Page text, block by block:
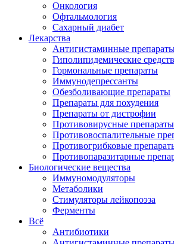
Онкология
Офтальмология
Сахарный диабет
Лекарства
Антигистаминные
Гиполипидемические
Гормональные препараты
Иммунодепрессанты
Обезболивающие препараты
Препараты для похудения
Препараты от дистрофии
Противовирусные препараты
Противовоспалительные
Противогрибковые
Противопаразитарные
Биологические вещества
Иммуномодуляторы
Метаболики
Стимуляторы лейкопоэза
Ферменты
Всё
Антибиотики